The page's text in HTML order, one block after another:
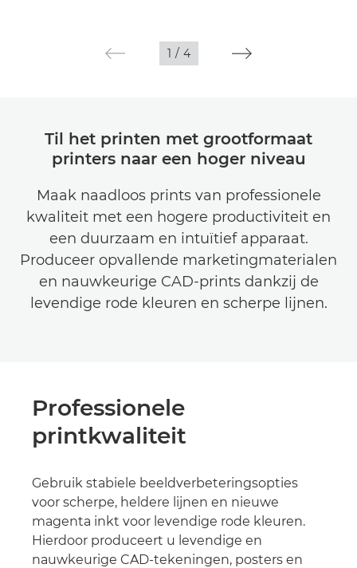
1 / 4
Til het printen met grootformaat
printers naar een hoger niveau
Maak naadloos prints van professionele
kwaliteit met een hogere productiviteit en
een duurzaam en intuïtief apparaat.
Produceer opvallende marketingmaterialen
en nauwkeurige CAD-prints dankzij de
levendige rode kleuren en scherpe lijnen.
Professionele
printkwaliteit
Gebruik stabiele beeldverbeteringsopties
voor scherpe, heldere lijnen en nieuwe
magenta inkt voor levendige rode kleuren.
Hierdoor produceert u levendige en
nauwkeurige CAD-tekeningen, posters en